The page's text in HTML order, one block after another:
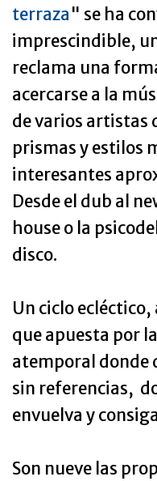
terraza" se ha
imprescindible,
reclama una
acercarse a la
de varios artistas
prismas y estilos
interesantes
Desde el dub al
house o la
disco.
Un ciclo
que apuesta por
atemporal donde
sin referencias,
envuelva y
Son nueve las